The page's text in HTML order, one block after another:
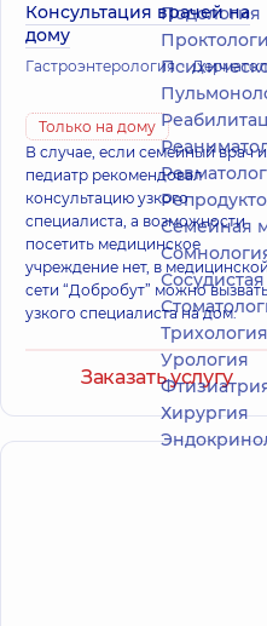
Консультация врачей на
дому
Гастроэнтерология Дерматология
Только на дому
В случае, если семейный врач
педиатр рекомендовал
консультацию узкого
специалиста, а возможности
посетить медицинское
учреждение нет, в медицинской
сети “Добробут” можно
узкого специалиста на дом.
Заказать услугу
Подология
Реабилитация
Семейная
Трихология
Урология
Хирургия